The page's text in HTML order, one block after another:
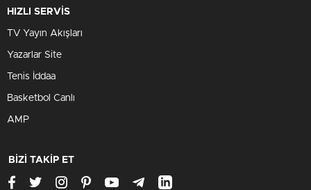
HIZLI SERVİS
TV Yayın Akışları
Yazarlar Site
Tenis İddaa
Basketbol Canlı
AMP
BİZİ TAKİP ET